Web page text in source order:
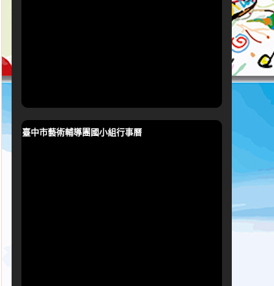
臺中市藝術輔導團國小組行事曆